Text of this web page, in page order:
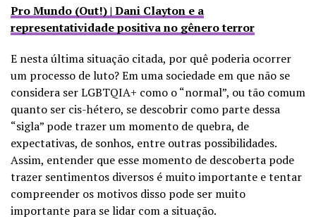
Pro Mundo (Out!) | Dani Clayton e a
representatividade positiva no gênero terror
E nesta última situação citada, por quê poderia ocorrer
um processo de luto? Em uma sociedade em que não se
considera ser LGBTQIA+ como o “normal”, ou tão comum
quanto ser cis-hétero, se descobrir como parte dessa
“sigla” pode trazer um momento de quebra, de
expectativas, de sonhos, entre outras possibilidades.
Assim, entender que esse momento de descoberta pode
trazer sentimentos diversos é muito importante e tentar
compreender os motivos disso pode ser muito
importante para se lidar com a situação.